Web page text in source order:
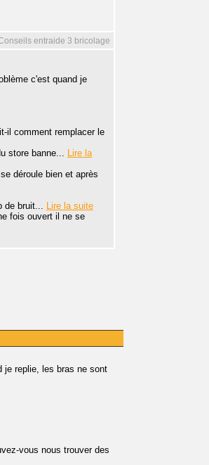
entraide 3 bricolage
c'est quand je
il comment remplacer le
store banne... Lire la
déroule bien et après
de bruit... Lire la suite
fois ouvert il ne se
je replie, les bras ne sont
vous nous trouver des